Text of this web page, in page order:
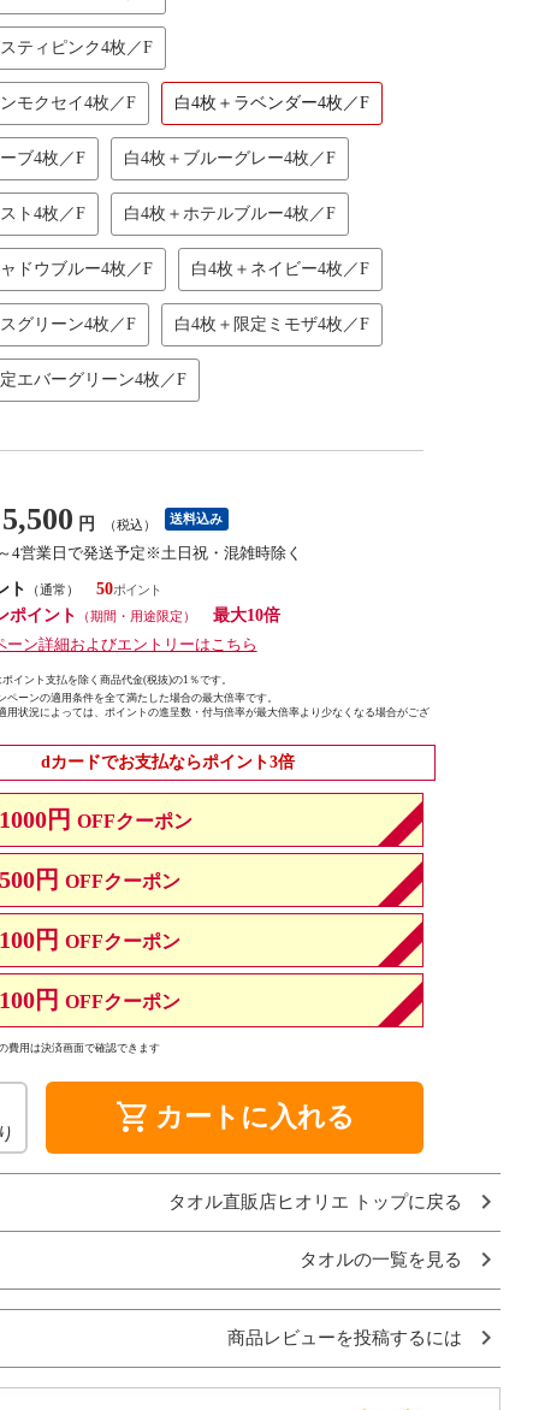
ティピンク4枚／F
モクセイ4枚／F 白4枚＋ラベンダー4枚／F
ブ4枚／F 白4枚＋ブルーグレー4枚／F
ト4枚／F 白4枚＋ホテルブルー4枚／F
ドウブルー4枚／F 白4枚＋ネイビー4枚／F
グリーン4枚／F 白4枚＋限定ミモザ4枚／F
エバーグリーン4枚／F
5,500 円 （税込） 送料込み
4営業日で発送予定※土日祝・混雑時除く
ト
（通常）
50
ポイント
（期間・用途限定）
最大10倍
ーン詳細およびエントリーはこちら
イント支払を除く商品代金(税抜)の1％です。
ペーンの適用条件を全て満たした場合の最大倍率です。
用状況によっては、ポイントの進呈数・付与倍率が最大倍率より少なくなる場合がござ
dカードでお支払ならポイント3倍
1000円 OFFクーポン
500円 OFFクーポン
100円 OFFクーポン
100円 OFFクーポン
費用は決済画面で確認できます
shopping_cart カートに入れる
タオル直販店ヒオリエ トップに戻る
タオルの一覧を見る
商品レビューを投稿するには